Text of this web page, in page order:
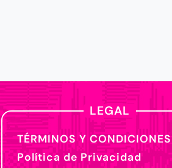
LEGAL
TÉRMINOS Y CONDICIONES
Política de Privacidad